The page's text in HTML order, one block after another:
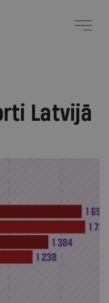
Latvijā